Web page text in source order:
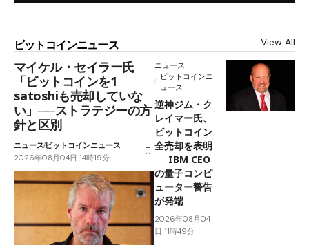
ビットコインニュース View All
マイケル・セイラー氏
「ビットコインを1
satoshiも売却していな
い」──ストラテジーの方
針と区別
ニュースビットコインニュース
2026年08月04日 14時19分
ニュース
ビットコインニ
ュース
逆神ジム・ク
レイマー氏、
ビットコイン
全売却を表明
──IBM CEO
の量子コンピ
ューター警告
が発端
2026年08月04
日 11時49分